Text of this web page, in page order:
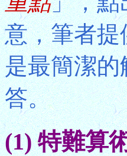
意，筆者
是最簡潔
答。
(1) 特難算